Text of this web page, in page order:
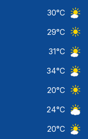
30°C
29°C
31°C
34°C
20°C
24°C
20°C